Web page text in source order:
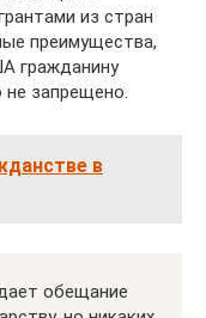
из стран
преимущества,
гражданину
не запрещено.
в
обещание